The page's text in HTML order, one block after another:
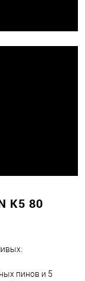
K5 80
пинов и 5